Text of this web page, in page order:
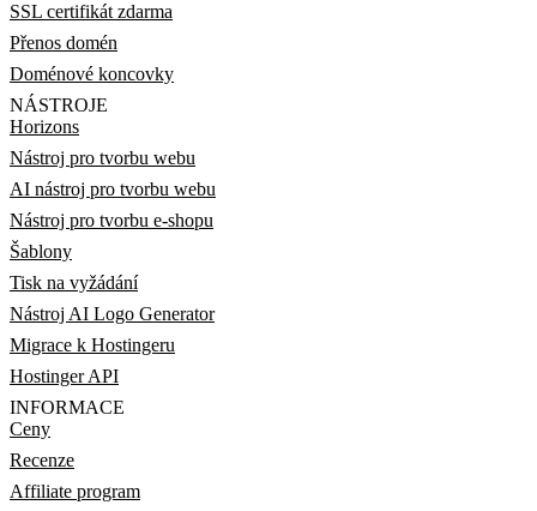
SSL certifikát zdarma
Přenos domén
Doménové koncovky
NÁSTROJE
Horizons
Nástroj pro tvorbu webu
AI nástroj pro tvorbu webu
Nástroj pro tvorbu e-shopu
Šablony
Tisk na vyžádání
Nástroj AI Logo Generator
Migrace k Hostingeru
Hostinger API
INFORMACE
Ceny
Recenze
Affiliate program